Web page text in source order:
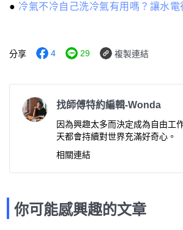
● ​​​​​ 冷氣不冷自己洗冷氣有用嗎？讓水電
分享 4 29 複製連結
找師傅特約編輯-Wonda
因為興趣太多而決定成為自由工
天都會持續對世界充滿好奇心。
相關連結
你可能感興趣的文章